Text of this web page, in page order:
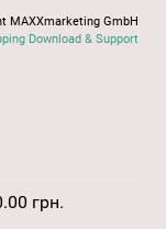
MAXXmarketing GmbH
Download & Support
грн.